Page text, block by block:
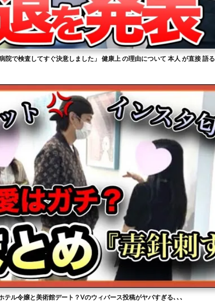
院で検査してすぐ決意しました」 健康上 の理由について 本人 が直接 語る
テル令嬢と美術館デート？Vのウィバース投稿がヤバすぎる､､､